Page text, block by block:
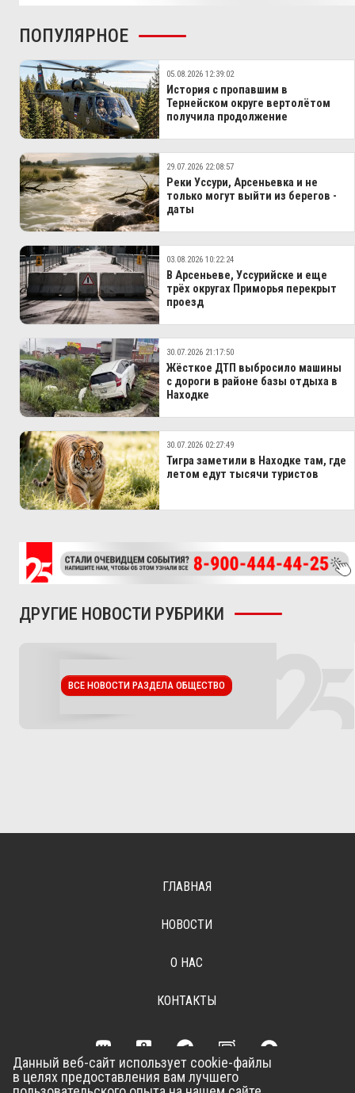
ПОПУЛЯРНОЕ
05.08.2026 12:39:02
История с пропавшим в
Тернейском округе вертолётом
получила продолжение
29.07.2026 22:08:57
Реки Уссури, Арсеньевка и не
только могут выйти из берегов -
даты
03.08.2026 10:22:24
В Арсеньеве, Уссурийске и еще
трёх округах Приморья перекрыт
проезд
30.07.2026 21:17:50
Жёсткое ДТП выбросило машины
с дороги в районе базы отдыха в
Находке
30.07.2026 02:27:49
Тигра заметили в Находке там, где
летом едут тысячи туристов
ДРУГИЕ НОВОСТИ РУБРИКИ
ВСЕ НОВОСТИ РАЗДЕЛА ОБЩЕСТВО
ГЛАВНАЯ
НОВОСТИ
О НАС
КОНТАКТЫ
Разработка сайта –Vladweb
Данный веб-сайт использует cookie-файлы
в целях предоставления вам лучшего